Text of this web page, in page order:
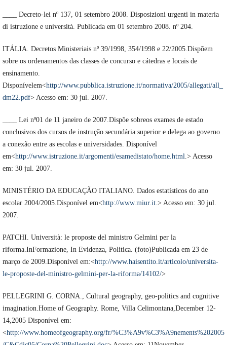
____ Decreto-lei nº 137, 01 setembro 2008. Disposizioni urgenti in materia
di istruzione e università. Publicada em 01 setembro 2008. nº 204.
ITÁLIA. Decretos Ministeriais nº 39/1998, 354/1998 e 22/2005.Dispõem
sobre os ordenamentos das classes de concurso e cátedras e locais de
ensinamento.
Disponívelem<http://www.pubblica.istruzione.it/normativa/2005/allegati/all_
dm22.pdf> Acesso em: 30 jul. 2007.
____ Lei nº01 de 11 janeiro de 2007.Dispõe sobreos exames de estado
conclusivos dos cursos de instrução secundária superior e delega ao governo
a conexão entre as escolas e universidades. Disponível
em<http://www.istruzione.it/argomenti/esamedistato/home.html.> Acesso
em: 30 jul. 2007.
MINISTÉRIO DA EDUCAÇÃO ITALIANO. Dados estatísticos do ano
escolar 2004/2005.Disponível em<http://www.miur.it.> Acesso em: 30 jul.
2007.
PATCHI. Università: le proposte del ministro Gelmini per la
riforma.InFormazione, In Evidenza, Politica. (foto)Publicada em 23 de
março de 2009.Disponível em:<http://www.haisentito.it/articolo/universita-
le-proposte-del-ministro-gelmini-per-la-riforma/14102/>
PELLEGRINI G. CORNA., Cultural geography, geo-politics and cognitive
imagination.Home of Geography. Rome, Villa Celimontana,December 12-
14,2005 Disponível em:
<http://www.homeofgeography.org/fr/%C3%A9v%C3%A9nements%202005